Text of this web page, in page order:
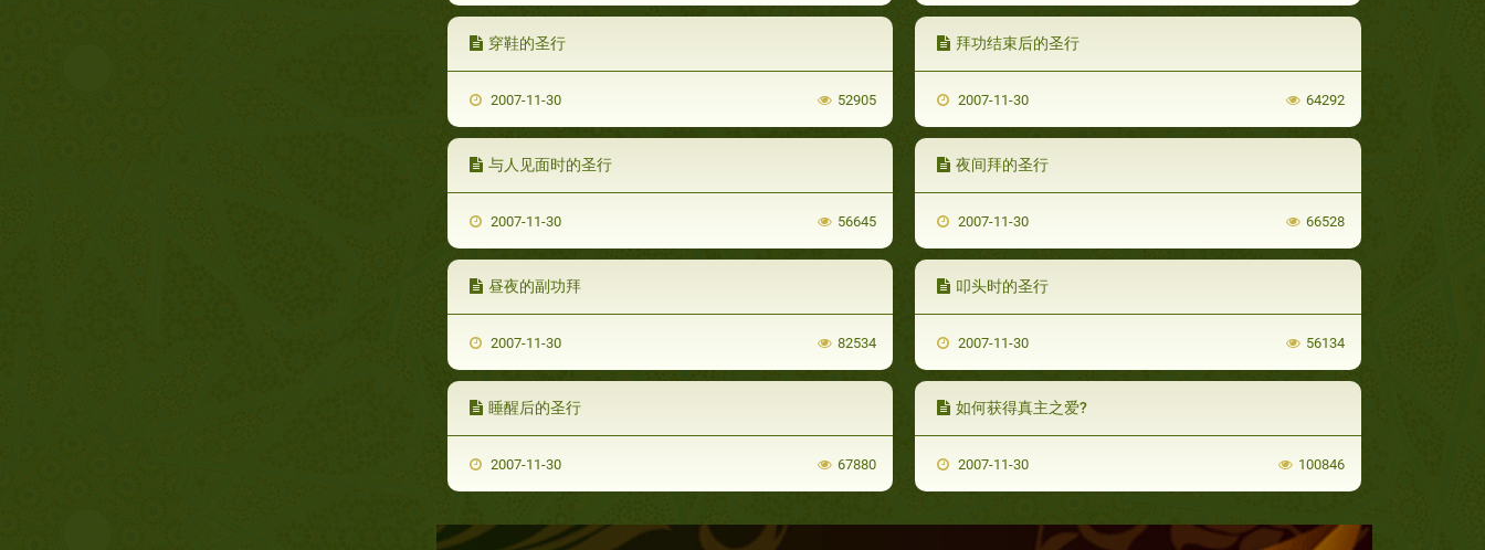
穿鞋的圣行
2007-11-30 52905
拜功结束后的圣行
2007-11-30 64292
与人见面时的圣行
2007-11-30 56645
夜间拜的圣行
2007-11-30 66528
昼夜的副功拜
2007-11-30 82534
叩头时的圣行
2007-11-30 56134
睡醒后的圣行
2007-11-30 67880
如何获得真主之爱?
2007-11-30 100846